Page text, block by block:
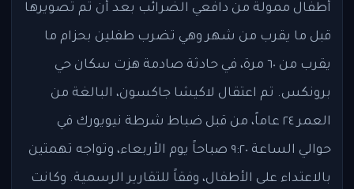
أطفال ممولة من دافعي الضرائب بعد أن تم تصويرها
قبل ما يقرب من شهر وهي تضرب طفلين بحزام ما
يقرب من ٦٠ مرة، في حادثة صادمة هزت سكان حي
برونكس. تم اعتقال لاكيشا جاكسون، البالغة من
العمر ٢٤ عاماً، من قبل ضباط شرطة نيويورك في
حوالي الساعة ٩:٢٠ صباحاً يوم الأربعاء، وتواجه تهمتين
بالاعتداء على الأطفال، وفقاً للتقارير الرسمية. وكانت